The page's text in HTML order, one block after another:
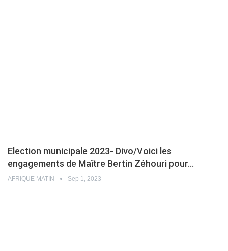
Election municipale 2023- Divo/Voici les
engagements de Maître Bertin Zéhouri pour…
AFRIQUE MATIN Sep 1, 2023